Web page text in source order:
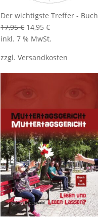
Der wichtigste Treffer - Buch
17,95€ Ursprünglicher
Preis
17,95 €
14,95€Aktueller
14,95 €.
inkl. 7 % MwSt.
zzgl.Versandkosten